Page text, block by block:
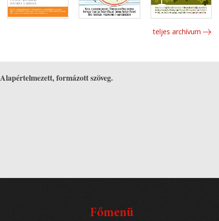
teljes archívum
Alapértelmezett, formázott szöveg.
Főmenü